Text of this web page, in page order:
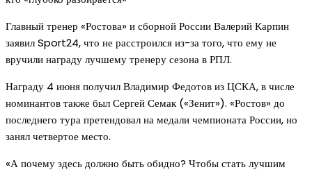
Главный тренер «Ростова» и сборной России Валерий Карпин
заявил Sport24, что не расстроился из-за того, что ему не
вручили награду лучшему тренеру сезона в РПЛ.
Награду 4 июня получил Владимир Федотов из ЦСКА, в числе
номинантов также был Сергей Семак («Зенит»). «Ростов» до
последнего тура претендовал на медали чемпионата России, но
занял четвертое место.
«А почему здесь должно быть обидно? Чтобы стать лучшим